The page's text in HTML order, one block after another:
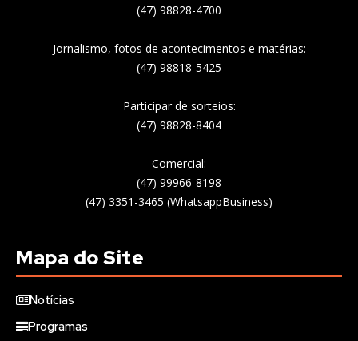
(47) 98828-4700
Jornalismo, fotos de acontecimentos e matérias:
(47) 98818-5425
Participar de sorteios:
(47) 98828-8404
Comercial:
(47) 99966-8198
(47) 3351-3465 (WhatsappBusiness)
Mapa do Site
Notícias
Programas